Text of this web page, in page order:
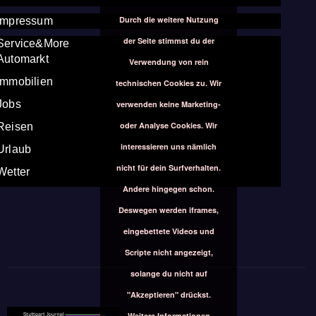
Durch die weitere Nutzung
der Seite stimmst du der
Verwendung von rein
technischen Cookies zu. Wir
verwenden keine Marketing-
oder Analyse Cookies. Wir
interessieren uns nämlich
nicht für dein Surfverhalten.
Andere hingegen schon.
Deswegen werden iframes,
eingebettete Videos und
Scripte nicht angezeigt,
solange du nicht auf
"Akzeptieren" drückst.